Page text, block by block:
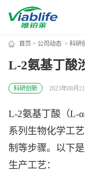
唯铂莱
公司介绍
公司动态
加入我们
首页 > 公司动态> 科研
L-2氨基丁酸
科研创新 2023年08月
L-2氨基丁酸（L-
系列生物化学工
制等步骤。以下是
生产工艺：